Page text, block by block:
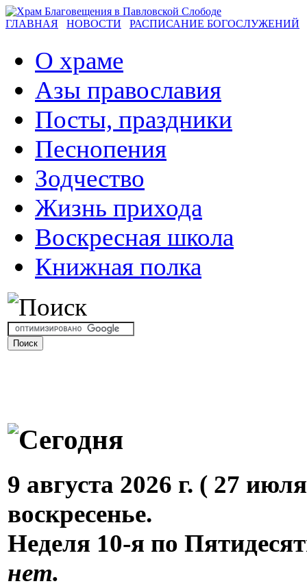
ГЛАВНАЯ НОВОСТИ РАСПИСАНИЕ БОГОСЛУЖЕНИЙ
О храме
Азы православия
Посты, праздники
Песнопения
Зодчество
Жизнь прихода
Воскресная школа
Книжная полка
9 августа 2026 г. ( 27 июля
воскресенье.
Неделя 10-я по
нет.